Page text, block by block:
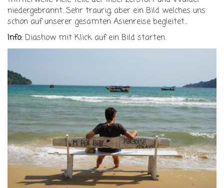
niedergebrannt. Sehr traurig, aber ein Bild welches uns
schon auf unserer gesamten Asienreise begleitet...
Info: Diashow mit Klick auf ein Bild starten.